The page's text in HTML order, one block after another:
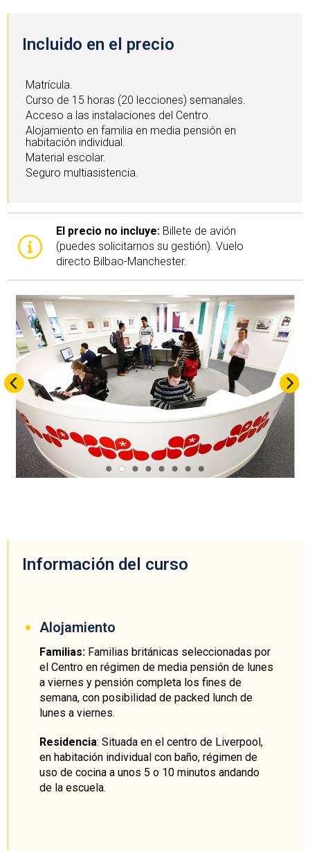
Incluido en el precio
Matrícula.
Curso de 15 horas (20 lecciones) semanales.
Acceso a las instalaciones del Centro.
Alojamiento en familia en media pensión en
habitación individual.
Material escolar.
Seguro multiasistencia.
El precio no incluye: Billete de avión
(puedes solicitarnos su gestión). Vuelo
directo Bilbao-Manchester.
Información del curso
Alojamiento
Familias: Familias británicas seleccionadas por
el Centro en régimen de media pensión de lunes
a viernes y pensión completa los fines de
semana, con posibilidad de packed lunch de
lunes a viernes.
Residencia: Situada en el centro de Liverpool,
en habitación individual con baño, régimen de
uso de cocina a unos 5 o 10 minutos andando
de la escuela.